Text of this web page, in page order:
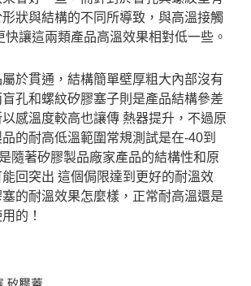
狀與結構的不同所導致，與高溫接觸
快讓這兩類產品高溫效果相對低一些。
於貫通，結構簡單壁厚粗大內部沒有
孔和螺紋矽膠塞子則是產品結構參差
感溫度較高也讓傳 熱器提升，不過原
的耐高低溫範圍常規測試是在-40到
隨著矽膠製品廠家產品的結構性和原
回突出 這個侷限達到更好的耐溫效
的耐溫效果怎麼樣，正常耐高溫還是
的！